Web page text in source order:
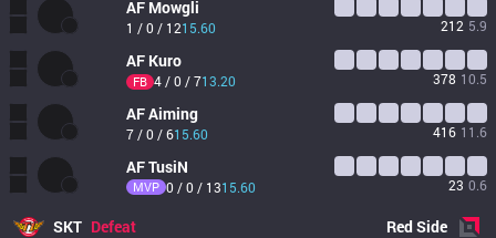
AF Mowgli
1 / 0 / 1215.60 212 5.9
AF Kuro
FB 4 / 0 / 713.20 378 10.5
AFAiming
7 / 0 / 615.60 416 11.6
AFTusiN
MVP 0 / 0 / 1315.60 23 0.6
SKT Defeat RedSide